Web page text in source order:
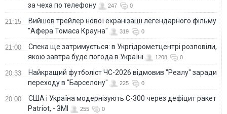
за чеха по телефону
247 0
21:15
Вийшов трейлер нової екранізації легендарного фільму
"Афера Томаса Крауна"
319 0
21:00
Спека ще затримується: в Укргідрометцентрі розповіли,
якою завтра буде погода в Україні
1208 0
20:33
Найкращий футболіст ЧС-2026 відмовив "Реалу" заради
переходу в "Барселону"
225 0
20:00
США і Україна модернізують С-300 через дефіцит ракет
Patriot, - ЗМІ
255 0